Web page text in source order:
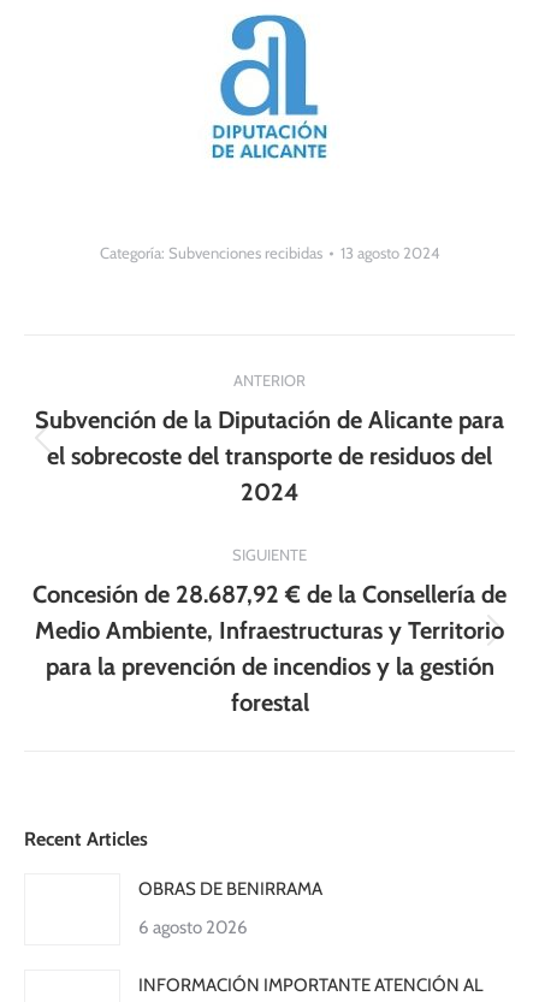
Categoría: Subvenciones recibidas 13 agosto 2024
entre
publicaciones
ANTERIOR
Publicación
anterior:
Subvención de la Diputación de Alicante para
el sobrecoste del transporte de residuos del
2024
SIGUIENTE
Publicación
siguiente:
Concesión de 28.687,92 € de la Consellería de
Medio Ambiente, Infraestructuras y Territorio
para la prevención de incendios y la gestión
forestal
Recent Articles
OBRAS DE BENIRRAMA
6 agosto 2026
INFORMACIÓN IMPORTANTE ATENCIÓN AL